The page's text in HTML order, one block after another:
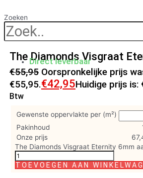
Zoeken
The Diamonds Visgraat
Direct leverbaar
€55,95 Oorspronkelijke prijs
€55,95.€42,95Huidige prijs is:
Btw
Gewenste oppervlakte per (m²)
Pakinhoud
Onze prijs
The Diamonds Visgraat Eternity 6mm
TOEVOEGEN AAN